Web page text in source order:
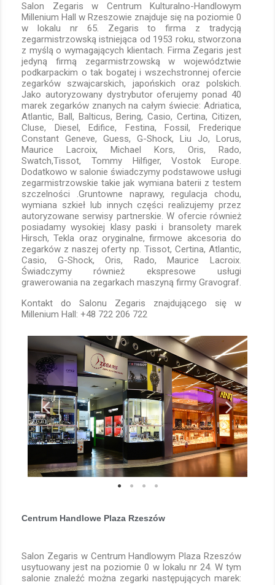
Salon Zegaris w Centrum Kulturalno-Handlowym
Millenium Hall w Rzeszowie znajduje się na poziomie 0
w lokalu nr 65. Zegaris to firma z tradycją
zegarmistrzowską istniejąca od 1953 roku, stworzona
z myślą o wymagających klientach. Firma Zegaris jest
jedyną firmą zegarmistrzowską w województwie
podkarpackim o tak bogatej i wszechstronnej ofercie
zegarków szwajcarskich, japońskich oraz polskich.
Jako autoryzowany dystrybutor oferujemy ponad 40
marek zegarków znanych na całym świecie: Adriatica,
Atlantic, Ball, Balticus, Bering, Casio, Certina, Citizen,
Cluse, Diesel, Edifice, Festina, Fossil, Frederique
Constant Geneve, Guess, G-Shock, Liu Jo, Lorus,
Maurice Lacroix, Michael Kors, Oris, Rado,
Swatch,Tissot, Tommy Hilfiger, Vostok Europe.
Dodatkowo w salonie świadczymy podstawowe usługi
zegarmistrzowskie takie jak wymiana baterii z testem
szczelności .Gruntowne naprawy, regulacja chodu,
wymiana szkieł lub innych części realizujemy przez
autoryzowane serwisy partnerskie. W ofercie również
posiadamy wysokiej klasy paski i bransolety marek
Hirsch, Tekla oraz oryginalne, firmowe akcesoria do
zegarków z naszej oferty np. Tissot, Certina, Atlantic,
Casio, G-Shock, Oris, Rado, Maurice Lacroix.
Świadczymy również ekspresowe usługi
grawerowania na zegarkach maszyną firmy Gravograf.
Kontakt do Salonu Zegaris znajdującego się w
Millenium Hall: +48 722 206 722
Centrum Handlowe Plaza Rzeszów
Salon Zegaris w Centrum Handlowym Plaza Rzeszów
usytuowany jest na poziomie 0 w lokalu nr 24. W tym
salonie znaleźć można zegarki następujących marek: